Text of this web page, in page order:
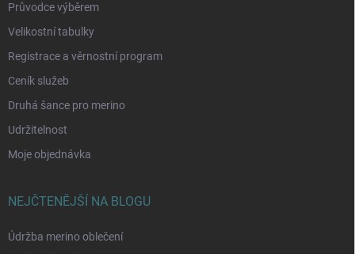
Průvodce výběrem
Velikostní tabulky
Registrace a věrnostní program
Ceník služeb
Druhá šance pro merino
Udržitelnost
Moje objednávka
NEJČTENĚJŠÍ NA BLOGU
Údržba merino oblečení